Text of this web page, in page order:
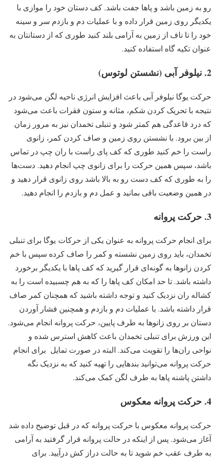
رو به زمین باشد و پاها جفت باشد. کف دستان خود را موازی با
یکدیگر روی زمین قرار داده و با عملیات دم و بازدم سر و سینه
خود را تا ناف از زمین به آرامی بلند کنید طوری که از دستانتان به
عنوان تکیه گاه استفاده کنید.
2. نیلوفر آبی (نشستن لوتوس)
حرکت یوگا نیلوفر آبی باعث افزایش انرژی ناحیه لگن می‌شود در
نتیجه با تحریک کردن شکم، مثانه و ستون فقرات باعث می‌شود
که درد قاعدگی هم کمتر شود و تنبلی تخمدان نیز به مرور زمان
از بین برود. با نشستن روی زمین و صاف کردن کمر، زانوی
راست را خم کنید طوری که کف پای راست با ران چپ در تماس
باشد، سپس همین حرکت را برای زانوی چپ انجام دهید. دست‌ها
را به طوری که کف دست رو به بالا باشد روی زانوی قرار دهید و
در همین وضعیت باقی بمانید و عمل دم و بازدم را انجام دهید.
3. حرکت پروانه
برای انجام حرکت پروانه به عنوان یکی از حرکات یوگا برای تنبلی
تخمدان‌، باید روی زمین نشسته و کمر را صاف کرده سپس با خم
کردن زانوها به گونه‌ای قرار گیرید که کف پاها با یکدیگر برخورد
داشته باشد. تا حد امکان کف پاها را که به هم چسبیده است را به
کشاله ران نزدیک کنید و توجه داشته باشید که همچنان کمر صاف
قرار داشته باشد. با عملیات دم و بازدم و همچنین فشار آوردن
دستان بر روی زانوها به طرف پایین، حرکت پروانه انجام می‌شود.
این ورزش برای تنبلی تخمدان باعث کاهش استرس شده و
نواحی ران‌ها را تقویت می‌کند. البته در صورت تمایل برای انجام
حرکت پروانه می‌توانید بندهایی را تهیه کنید که به نزدیک نگه
داشتن پاشنه پاها به طرف لگن کمک می‌کند.
4. حرکت پروانه معکوس
حرکت پروانه معکوس با حرکت پروانه که در قبل توضیح داده شد
آغاز می‌شود. پس از اینکه در حالت پروانه قرار گرفتید به آرامی
به طرف عقب خم شوید تا به حالت دراز کش درآیید. برای